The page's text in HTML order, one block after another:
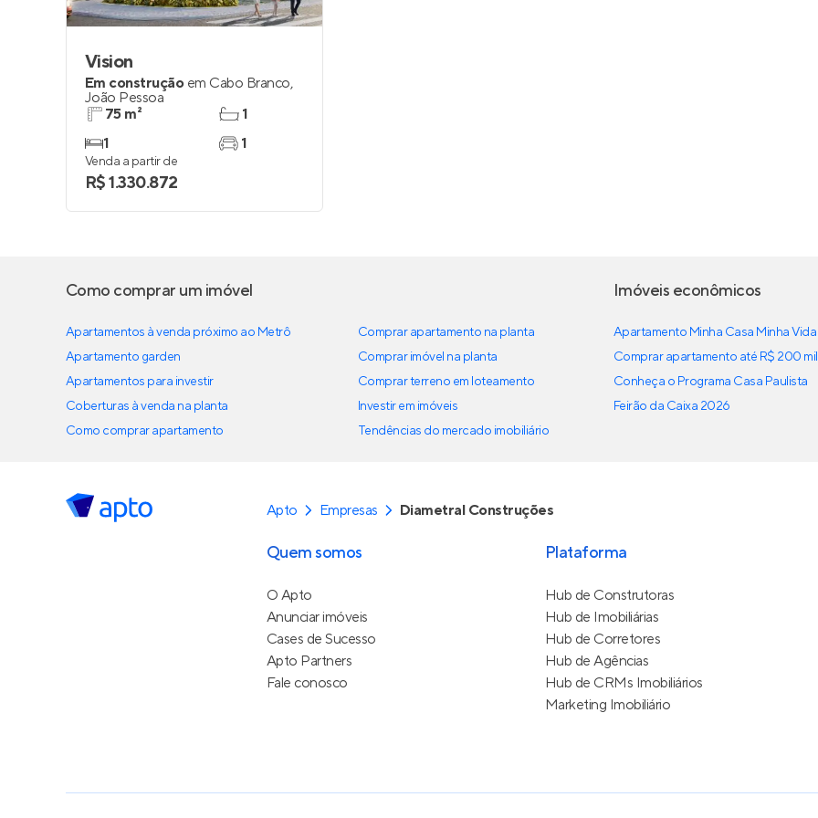
Vision
Em construção em Cabo Branco,
João Pessoa
75 m²
1
1
1
Venda a partir de
R$ 1.330.872
Como comprar um imóvel
Apartamentos à venda próximo ao Metrô
Apartamento garden
Apartamentos para investir
Coberturas à venda na planta
Como comprar apartamento
Comprar apartamento na planta
Comprar imóvel na planta
Comprar terreno em loteamento
Investir em imóveis
Tendências do mercado imobiliário
Imóveis econômicos
Apartamento Minha Casa Minha Vida
Comprar apartamento até R$ 200 mil
Conheça o Programa Casa Paulista
Feirão da Caixa 2026
Apto Empresas Diametral Construções
Quem somos
O Apto
Anunciar imóveis
Cases de Sucesso
Apto Partners
Fale conosco
Plataforma
Hub de Construtoras
Hub de Imobiliárias
Hub de Corretores
Hub de Agências
Hub de CRMs Imobiliários
Marketing Imobiliário